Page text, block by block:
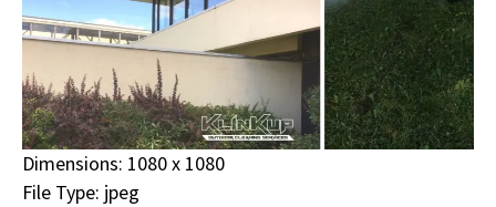
Dimensions: 1080 x 1080
File Type: jpeg